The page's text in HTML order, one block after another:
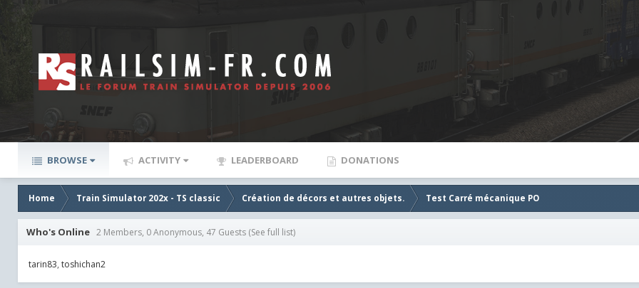
BROWSE ACTIVITY LEADERBOARD DONATIONS
Home Train Simulator 202x - TS classic Création de décors et autres objets. Test Carré mécanique PO
Who's Online 2 Members, 0 Anonymous, 47 Guests (See full list)
tarin83 toshichan2